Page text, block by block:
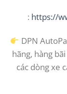
: https://
DPN
hãng, hàng
các dòng xe